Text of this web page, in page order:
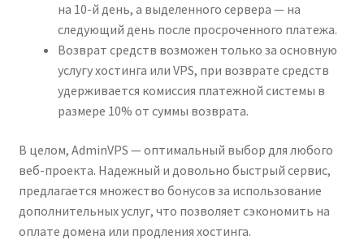
на 10-й день, а выделенного сервера — на
следующий день после просроченного платежа.
Возврат средств возможен только за основную
услугу хостинга или VPS, при возврате средств
удерживается комиссия платежной системы в
размере 10% от суммы возврата.
В целом, AdminVPS — оптимальный выбор для любого
веб-проекта. Надежный и довольно быстрый сервис,
предлагается множество бонусов за использование
дополнительных услуг, что позволяет сэкономить на
оплате домена или продления хостинга.